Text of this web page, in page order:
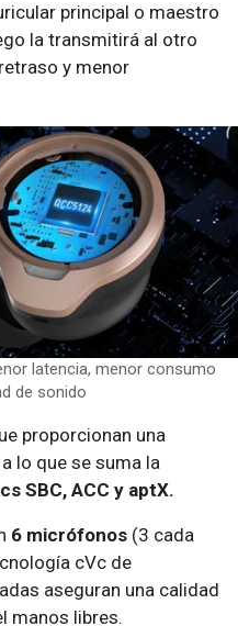
principal o maestro
la transmitirá al otro
y menor
latencia, menor consumo
de sonido
proporcionan una
lo que se suma la
SBC, ACC y aptX.
6 micrófonos (3 cada
cVc de
aseguran una calidad
manos libres.